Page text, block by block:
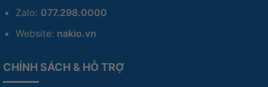
Zalo: 077.298.0000
Website: nakio.vn
CHÍNH SÁCH & HỖ TRỢ